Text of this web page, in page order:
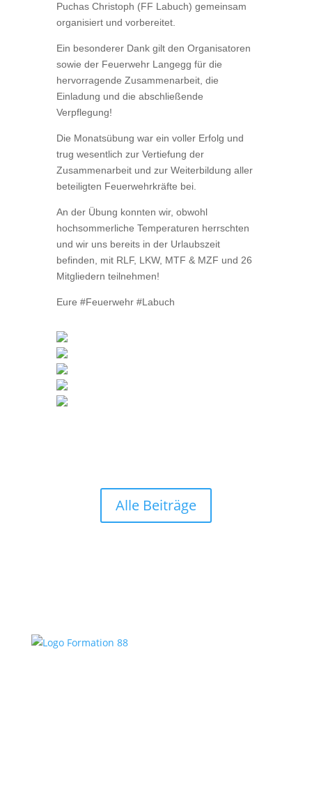
Puchas Christoph (FF Labuch) gemeinsam
organisiert und vorbereitet.
Ein besonderer Dank gilt den Organisatoren
sowie der Feuerwehr Langegg für die
hervorragende Zusammenarbeit, die
Einladung und die abschließende
Verpflegung!
Die Monatsübung war ein voller Erfolg und
trug wesentlich zur Vertiefung der
Zusammenarbeit und zur Weiterbildung aller
beteiligten Feuerwehrkräfte bei.
An der Übung konnten wir, obwohl
hochsommerliche Temperaturen herrschten
und wir uns bereits in der Urlaubszeit
befinden, mit RLF, LKW, MTF & MZF und 26
Mitgliedern teilnehmen!
Eure #Feuerwehr #Labuch
Alle Beiträge